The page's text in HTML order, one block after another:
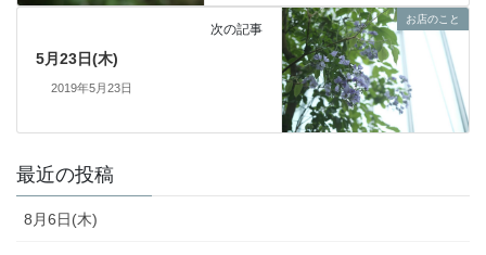
お店のこと
次の記事
5月23日(木)
2019年5月23日
最近の投稿
8月6日(木)